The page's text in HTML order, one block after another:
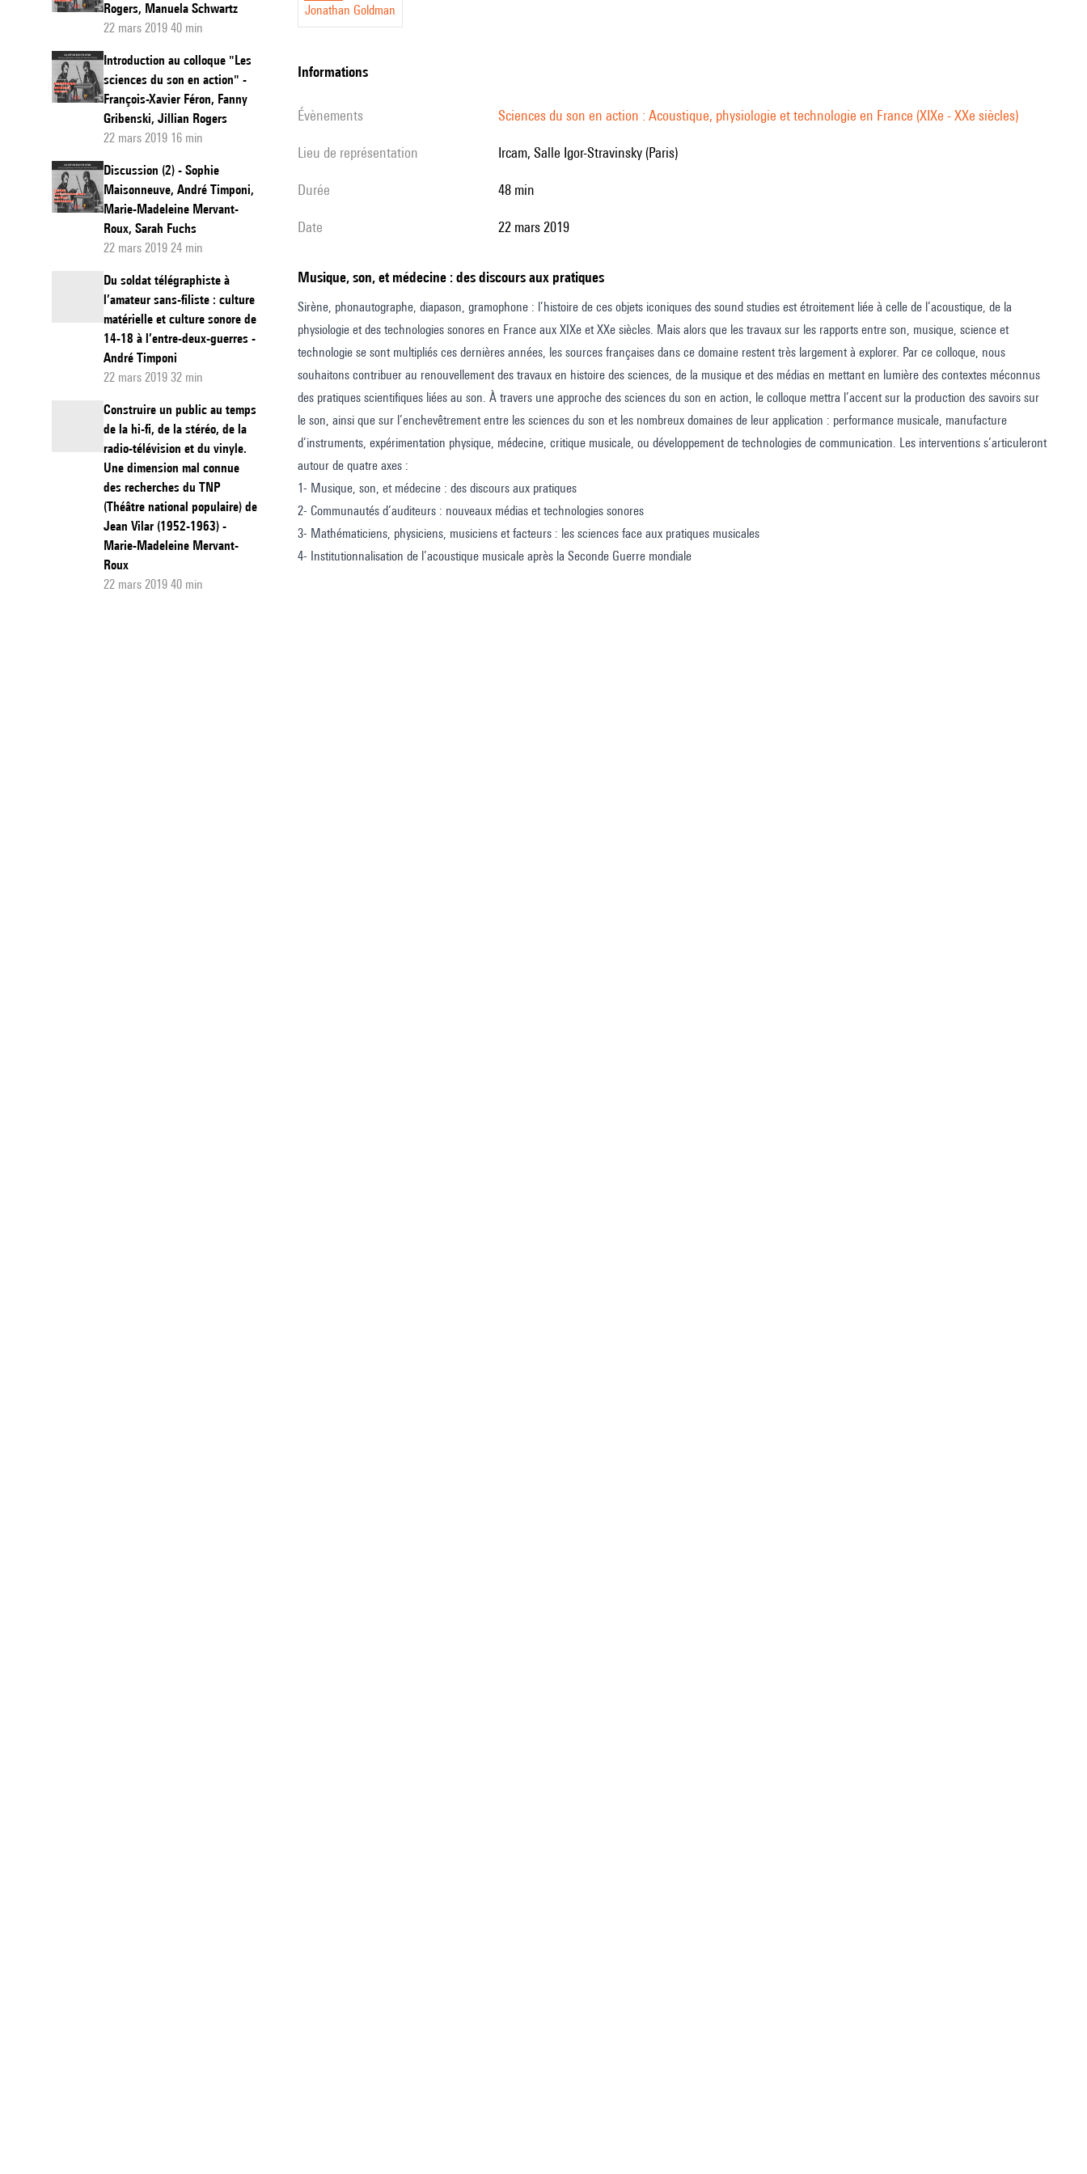
Rogers, Manuela Schwartz
22 mars 2019 40 min
Introduction au colloque "Les
sciences du son en action" -
François-Xavier Féron, Fanny
Gribenski, Jillian Rogers
22 mars 2019 16 min
Discussion (2) - Sophie
Maisonneuve, André Timponi,
Marie-Madeleine Mervant-
Roux, Sarah Fuchs
22 mars 2019 24 min
Du soldat télégraphiste à
l’amateur sans-filiste : culture
matérielle et culture sonore de
14-18 à l’entre-deux-guerres -
André Timponi
22 mars 2019 32 min
Construire un public au temps
de la hi-fi, de la stéréo, de la
radio-télévision et du vinyle.
Une dimension mal connue
des recherches du TNP
(Théâtre national populaire) de
Jean Vilar (1952-1963) -
Marie-Madeleine Mervant-
Roux
22 mars 2019 40 min
le
et
Jonathan Goldman
informations
évènements Sciences du son en action : Acoustique, physiologie et technologie en France (XIXe - XXe siècles)
Lieu de représentation Ircam, Salle Igor-Stravinsky (Paris)
durée 48 min
date 22 mars 2019
Musique, son, et médecine : des discours aux pratiques
Sirène, phonautographe, diapason, gramophone : l’histoire de ces objets iconiques des sound studies est étroitement liée à celle de l’acoustique, de la
physiologie et des technologies sonores en France aux XIXe et XXe siècles. Mais alors que les travaux sur les rapports entre son, musique, science et
technologie se sont multipliés ces dernières années, les sources françaises dans ce domaine restent très largement à explorer. Par ce colloque, nous
souhaitons contribuer au renouvellement des travaux en histoire des sciences, de la musique et des médias en mettant en lumière des contextes méconnus
des pratiques scientifiques liées au son. À travers une approche des sciences du son en action, le colloque mettra l’accent sur la production des savoirs sur
le son, ainsi que sur l’enchevêtrement entre les sciences du son et les nombreux domaines de leur application : performance musicale, manufacture
d’instruments, expérimentation physique, médecine, critique musicale, ou développement de technologies de communication. Les interventions s’articuleront
autour de quatre axes :
1- Musique, son, et médecine : des discours aux pratiques
2- Communautés d’auditeurs : nouveaux médias et technologies sonores
3- Mathématiciens, physiciens, musiciens et facteurs : les sciences face aux pratiques musicales
4- Institutionnalisation de l’acoustique musicale après la Seconde Guerre mondiale